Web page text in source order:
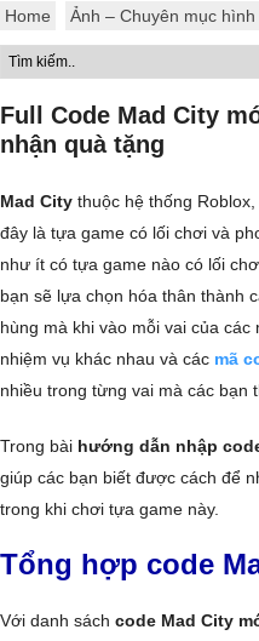
Home Ảnh – Chuyên mục hình
Full Code Mad City
nhận quà tặng
Mad City thuộc hệ thống
đây là tựa game có lối chơi và
như ít có tựa game nào có lối
bạn sẽ lựa chọn hóa thân thành
hùng mà khi vào mỗi vai của
nhiệm vụ khác nhau và các mã
nhiều trong từng vai mà các bạn
Trong bài hướng dẫn nhập
giúp các bạn biết được cách để
trong khi chơi tựa game này.
Tổng hợp code
Với danh sách code Mad City